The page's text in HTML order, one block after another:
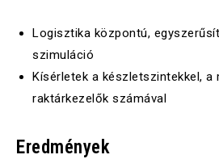
Logisztika központú,
szimuláció
Kísérletek a készletszintekkel, a
raktárkezelők számával
Eredmények